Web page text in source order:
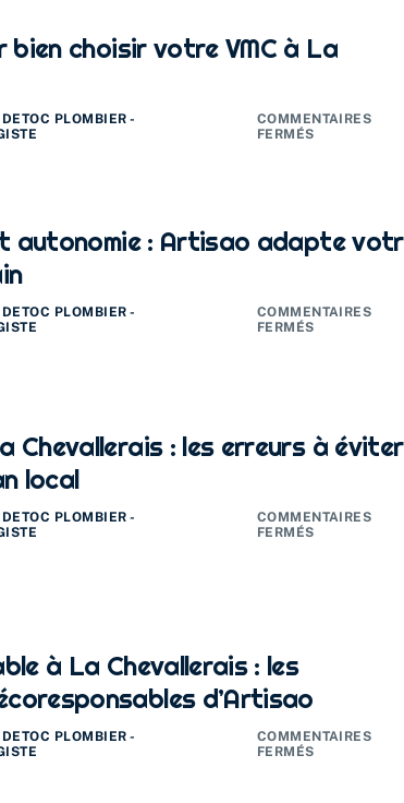
bien choisir votre VMC à La
PLOMBIER -
COMMENTAIRES
FERMÉS
autonomie : Artisao adapte
PLOMBIER -
COMMENTAIRES
FERMÉS
Chevallerais : les erreurs à éviter
local
PLOMBIER -
COMMENTAIRES
FERMÉS
à La Chevallerais : les
d’Artisao
PLOMBIER -
COMMENTAIRES
FERMÉS